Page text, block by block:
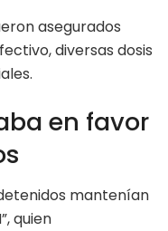
asegurados
diversas dosis
en favor
mantenían
quien